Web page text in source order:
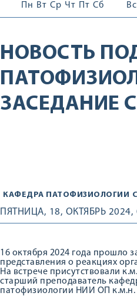
Пн Вт Ср Чт Пт Сб
Вс
НОВОСТЬ
ЗАСЕДАНИЕ
КАФЕДРА ПАТОФИЗИОЛОГИИ
ПЯТНИЦА, 18, ОКТЯБРЬ 2024,
16 октября 2024 года прошло
представления о реакциях
На встрече присутствовали
старший преподаватель
патофизиологии НИИ ОП